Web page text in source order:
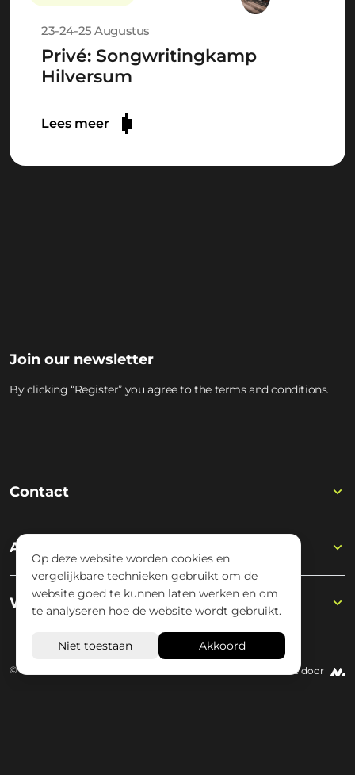
23-24-25 Augustus
Privé: Songwritingkamp
Hilversum
Lees meer
Join our newsletter
By clicking “Register” you agree to the terms and conditions.
Contact
Academy
Wisseloord
© 2026 Wisseloord Website door
Op deze website worden cookies en
vergelijkbare technieken gebruikt om de
website goed te kunnen laten werken en om
te analyseren hoe de website wordt gebruikt.